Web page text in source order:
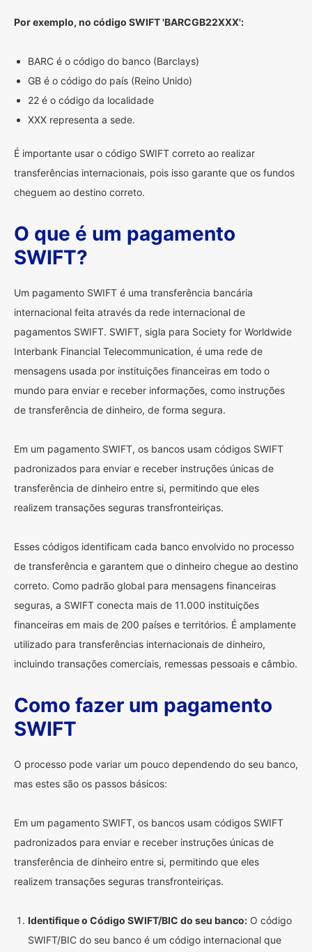
Por exemplo, no código SWIFT 'BARCGB22XXX':
BARC é o código do banco (Barclays)
GB é o código do país (Reino Unido)
22 é o código da localidade
XXX representa a sede.
É importante usar o código SWIFT correto ao realizar
transferências internacionais, pois isso garante que os fundos
cheguem ao destino correto.
O que é um pagamento
SWIFT?
Um pagamento SWIFT é uma transferência bancária
internacional feita através da rede internacional de
pagamentos SWIFT. SWIFT, sigla para Society for Worldwide
Interbank Financial Telecommunication, é uma rede de
mensagens usada por instituições financeiras em todo o
mundo para enviar e receber informações, como instruções
de transferência de dinheiro, de forma segura.
Em um pagamento SWIFT, os bancos usam códigos SWIFT
padronizados para enviar e receber instruções únicas de
transferência de dinheiro entre si, permitindo que eles
realizem transações seguras transfronteiriças.
Esses códigos identificam cada banco envolvido no processo
de transferência e garantem que o dinheiro chegue ao destino
correto. Como padrão global para mensagens financeiras
seguras, a SWIFT conecta mais de 11.000 instituições
financeiras em mais de 200 países e territórios. É amplamente
utilizado para transferências internacionais de dinheiro,
incluindo transações comerciais, remessas pessoais e câmbio.
Como fazer um pagamento
SWIFT
O processo pode variar um pouco dependendo do seu banco,
mas estes são os passos básicos:
Em um pagamento SWIFT, os bancos usam códigos SWIFT
padronizados para enviar e receber instruções únicas de
transferência de dinheiro entre si, permitindo que eles
realizem transações seguras transfronteiriças.
Identifique o Código SWIFT/BIC do seu banco: O código
SWIFT/BIC do seu banco é um código internacional que